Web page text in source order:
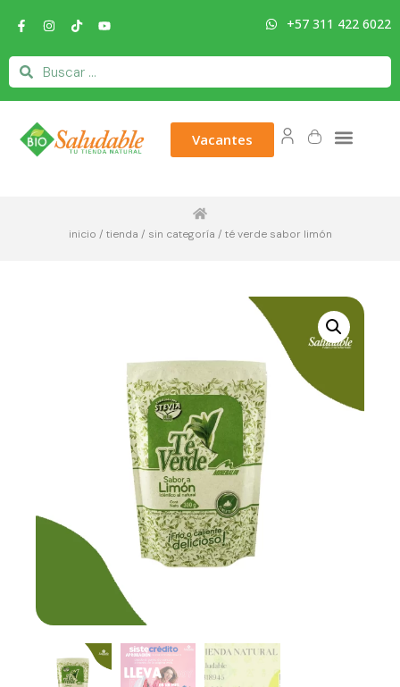
+57 311 422 6022
Vacantes
inicio / tienda / sin categoría / té verde sabor limón